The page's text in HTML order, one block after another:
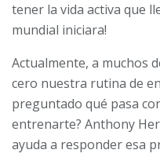
tener la vida activa que
mundial iniciara!
Actualmente, a muchos
cero nuestra rutina de
preguntado qué pasa
entrenarte? Anthony
ayuda a responder esa